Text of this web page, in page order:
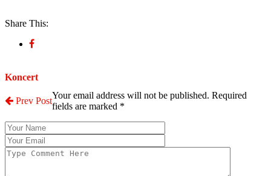
Share This:
Koncert
Prev Post
Your email address will not be published. Required
fields are marked *